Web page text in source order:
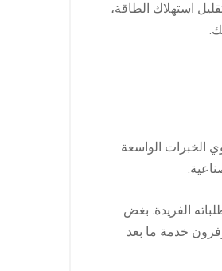
استهلاك الطاقة،
الخبرات الواسعة
الفريدة. بغض
خدمة ما بعد